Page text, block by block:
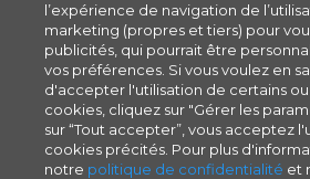
l’expérience de navigation de
marketing (propres et tiers) pour
publicités, qui pourrait être
vos préférences. Si vous voulez en
d'accepter l'utilisation de certains
cookies, cliquez sur "Gérer les
sur “Tout accepter”, vous acceptez
cookies précités. Pour plus
notre politique de confidentialité et